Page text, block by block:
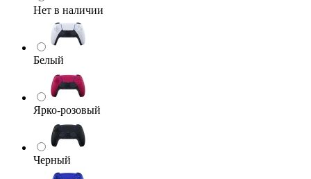
Нет в наличии
Белый
Ярко-розовый
Черный